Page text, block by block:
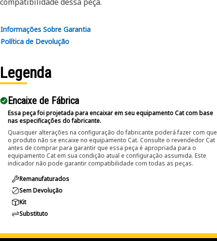
Informações Sobre Garantia
Política de Devolução
Legenda
Encaixe de Fábrica
Essa peça foi projetada para encaixar em seu equipamento Cat com base
nas especificações do fabricante.
Quaisquer alterações na configuração do fabricante poderá fazer com que
o produto não se encaixe no equipamento Cat. Consulte o revendedor Cat
antes de comprar para garantir que essa peça é apropriada para o
equipamento Cat em sua condição atual e configuração assumida. Este
indicador não pode garantir compatibilidade com todas as peças.
Remanufaturados
Sem Devolução
Kit
Substituto